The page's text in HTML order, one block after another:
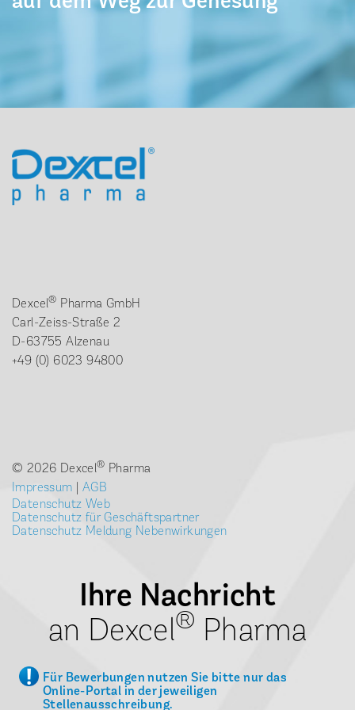
Dexcel® Pharma GmbH
Carl-Zeiss-Straße 2
D-63755 Alzenau
+49 (0) 6023 94800
© 2026 Dexcel® Pharma
Impressum | AGB
Datenschutz Web
Datenschutz für Geschäftspartner
Datenschutz Meldung Nebenwirkungen
Ihre Nachricht
an Dexcel® Pharma
Für Bewerbungen nutzen Sie bitte nur das
Online-Portal in der jeweiligen
Stellenausschreibung.